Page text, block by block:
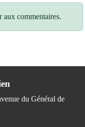
commentaires.
du Général de